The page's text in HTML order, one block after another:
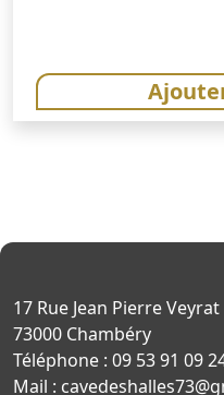
17 Rue Jean Pierre Veyrat
73000 Chambéry
Téléphone : 09 53 91 09
Mail :